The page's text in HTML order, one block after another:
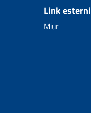
Link esterni
Miur